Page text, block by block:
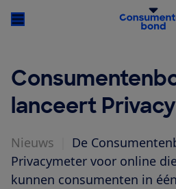
lanceert
Nieuws
De
Privacymeter voor online
kunnen consumenten in